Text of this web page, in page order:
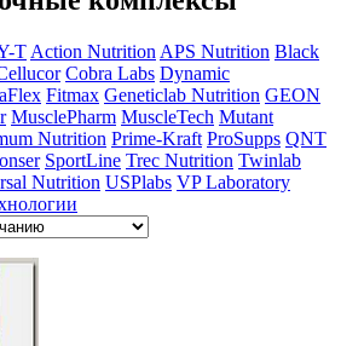
T Action Nutrition APS Nutrition Black
Cobra Labs Dynamic
Fitmax Geneticlab Nutrition GEON
MusclePharm MuscleTech Mutant
Nutrition Prime-Kraft ProSupps QNT
SportLine Trec Nutrition Twinlab
Nutrition USPlabs VP Laboratory